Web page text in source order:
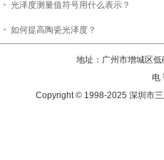
光泽度测量值符号用什么表示？
如何提高陶瓷光泽度？
地址：广州市增城区
电
Copyright © 1998-2025 深圳市